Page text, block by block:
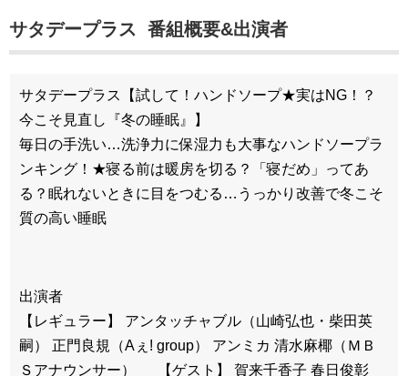
サタデープラス 番組概要&出演者
サタデープラス【試して！ハンドソープ★実はNG！？
今こそ見直し『冬の睡眠』】
毎日の手洗い…洗浄力に保湿力も大事なハンドソープラ
ンキング！★寝る前は暖房を切る？「寝だめ」ってあ
る？眠れないときに目をつむる…うっかり改善で冬こそ
質の高い睡眠
出演者
【レギュラー】 アンタッチャブル（山崎弘也・柴田英
嗣） 正門良規（Aぇ! group） アンミカ 清水麻椰（ＭＢ
Ｓアナウンサー） 【ゲスト】 賀来千香子 春日俊彰